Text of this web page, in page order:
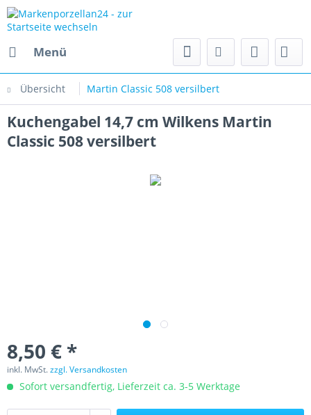
Menü
Übersicht Martin Classic 508 versilbert
Kuchengabel 14,7 cm Wilkens Martin
Classic 508 versilbert
8,50 € *
inkl. MwSt.zzgl. Versandkosten
Sofort versandfertig, Lieferzeit ca. 3-5 Werktage